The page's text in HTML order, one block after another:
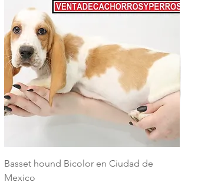
Basset hound Bicolor en Ciudad de
Mexico